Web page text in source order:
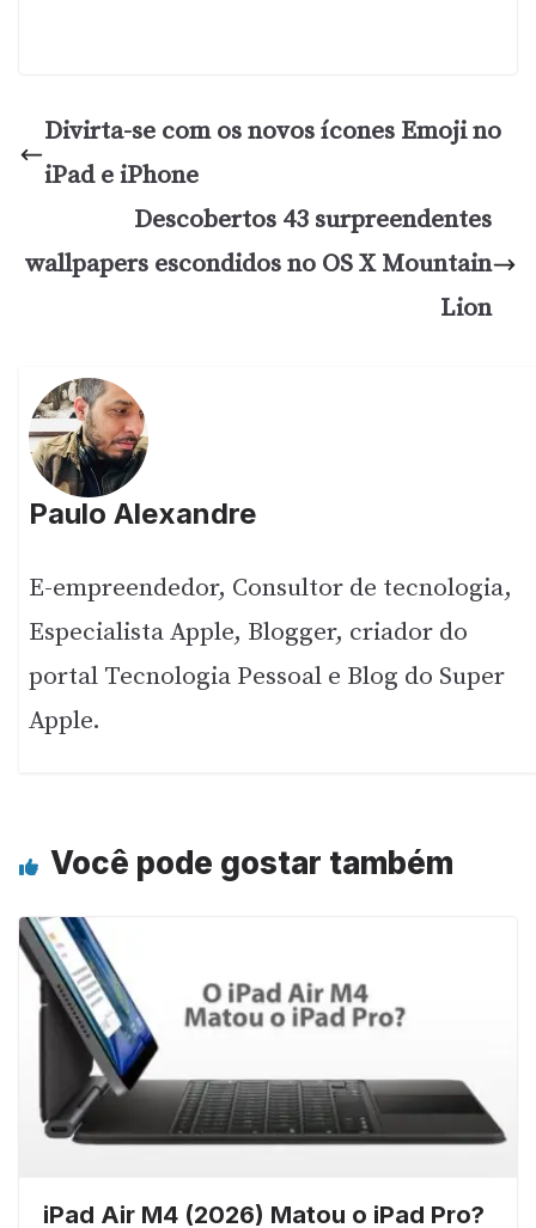
Divirta-se com os novos ícones Emoji no
iPad e iPhone
Descobertos 43 surpreendentes
wallpapers escondidos no OS X Mountain
Lion
Paulo Alexandre
E-empreendedor, Consultor de tecnologia,
Especialista Apple, Blogger, criador do
portal Tecnologia Pessoal e Blog do Super
Apple.
Você pode gostar também
iPad Air M4 (2026) Matou o iPad Pro?